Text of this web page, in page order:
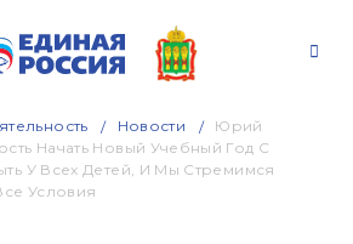
Новости
Юрий
Начать Новый Учебный Год С
У Всех Детей, И Мы Стремимся
Условия